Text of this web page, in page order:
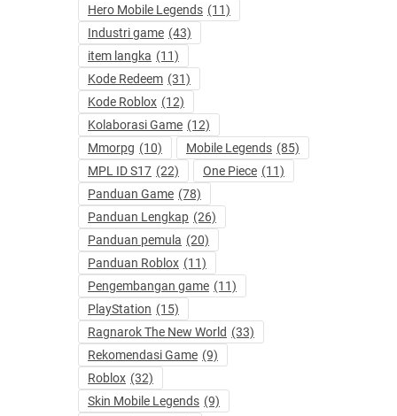
Hero Mobile Legends (11)
Industri game (43)
item langka (11)
Kode Redeem (31)
Kode Roblox (12)
Kolaborasi Game (12)
Mmorpg (10) Mobile Legends (85)
MPL ID S17 (22) One Piece (11)
Panduan Game (78)
Panduan Lengkap (26)
Panduan pemula (20)
Panduan Roblox (11)
Pengembangan game (11)
PlayStation (15)
Ragnarok The New World (33)
Rekomendasi Game (9)
Roblox (32)
Skin Mobile Legends (9)